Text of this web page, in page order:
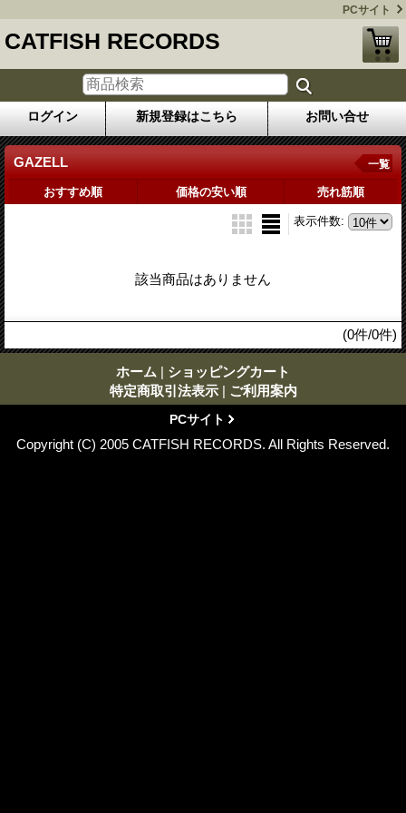
PCサイト
CATFISH RECORDS
ログイン 新規登録はこちら お問い合せ
GAZELL 一覧
おすすめ順 価格の安い順 売れ筋順
表示件数:
該当商品はありません
(0件/0件)
ホーム | ショッピングカート
特定商取引法表示 | ご利用案内
PCサイト
Copyright (C) 2005 CATFISH RECORDS. All Rights Reserved.